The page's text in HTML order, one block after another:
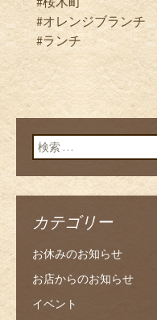
#オレンジブランチ
#ランチ
検索:
カテゴリー
お休みのお知らせ
お店からのお知らせ
イベント